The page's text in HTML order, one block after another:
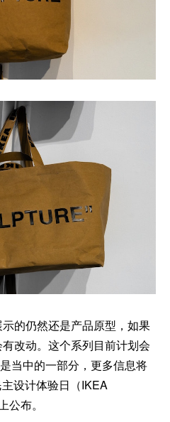
的仍然还是产品原型，如果
改动。这个系列目前计划会
当中的一部分，更多信息将
设计体验日（IKEA
布。